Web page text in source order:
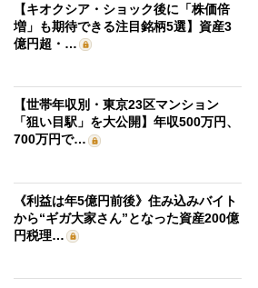
【キオクシア・ショック後に「株価倍
増」も期待できる注目銘柄5選】資産3
億円超・…
【世帯年収別・東京23区マンション
「狙い目駅」を大公開】年収500万円、
700万円で…
《利益は年5億円前後》住み込みバイト
から“ギガ大家さん”となった資産200億
円税理…